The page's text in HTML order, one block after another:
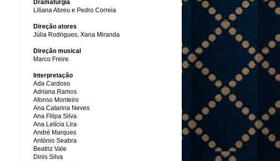
Dramaturgia
Liliana Abreu e Pedro Correia
Direção atores
Júlia Rodrigues, Xana Miranda
Direção musical
Marco Freire
Interpretação
Ada Cardoso
Adriana Ramos
Afonso Monteiro
Ana Catarina Neves
Ana Filipa Silva
Ana Letícia Lira
André Marques
António Seabra
Beatriz Vale
Dinis Silva